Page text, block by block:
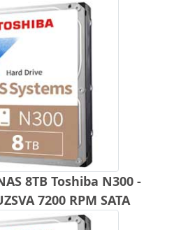
8TB Toshiba N300 -
7200 RPM SATA